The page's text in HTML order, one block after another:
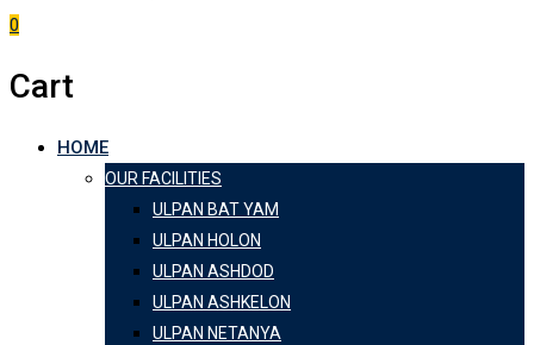
0
Cart
HOME
OUR FACILITIES
ULPAN BAT YAM
ULPAN HOLON
ULPAN ASHDOD
ULPAN ASHKELON
ULPAN NETANYA